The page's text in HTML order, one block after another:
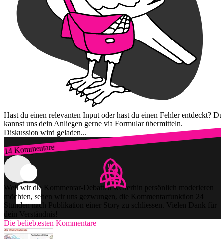
Hast du einen relevanten Input oder hast du einen Fehler entdeckt?
kannst uns dein Anliegen gerne via Formular übermitteln.
Diskussion wird geladen...
14 Kommentare
Zum Login
Weil wir die Kommentar-Debatten weiterhin persönlich moderieren
möchten, sehen wir uns gezwungen, die Kommentarfunktion 24
Stunden nach Publikation einer Story zu schliessen. Vielen Dank für
dein Verständnis!
Die beliebtesten Kommentare